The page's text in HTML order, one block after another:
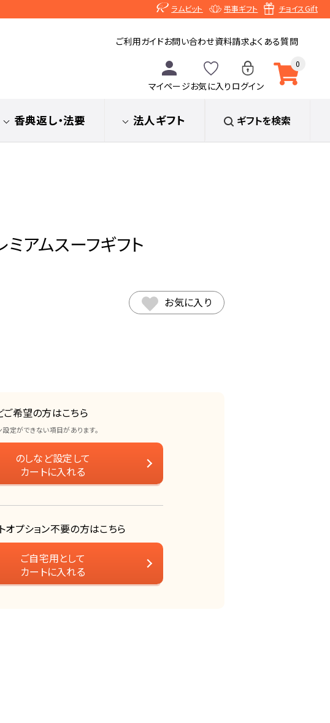
ラムビット 弔事ギフト チョイスGift
0
ご利用ガイドお問い合わせ資料請求よくある質問
マイページお気に入り ログイン
香典返し・法要 法人ギフト ギフトを検索
アムスーフギフト
お気に入り
ご希望の方はこちら
定ができない項目があります。
のしなど設定して
カートに入れる
オプション不要の方はこちら
ご自宅用として
カートに入れる